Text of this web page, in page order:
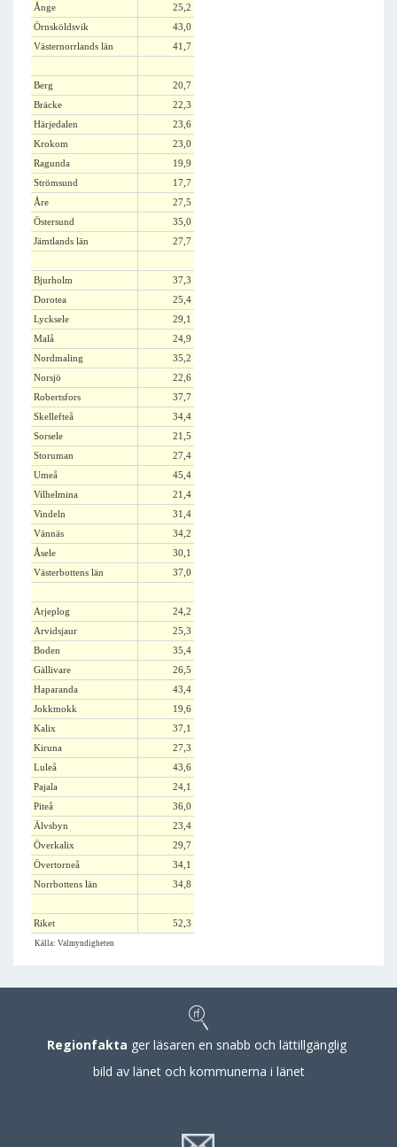
Ånge
25,2
Örnsköldsvik
43,0
Västernorrlands län
41,7
Berg
20,7
Bräcke
22,3
Härjedalen
23,6
Krokom
23,0
Ragunda
19,9
Strömsund
17,7
Åre
27,5
Östersund
35,0
Jämtlands län
27,7
Bjurholm
37,3
Dorotea
25,4
Lycksele
29,1
Malå
24,9
Nordmaling
35,2
Norsjö
22,6
Robertsfors
37,7
Skellefteå
34,4
Sorsele
21,5
Storuman
27,4
Umeå
45,4
Vilhelmina
21,4
Vindeln
31,4
Vännäs
34,2
Åsele
30,1
Västerbottens län
37,0
Arjeplog
24,2
Arvidsjaur
25,3
Boden
35,4
Gällivare
26,5
Haparanda
43,4
Jokkmokk
19,6
Kalix
37,1
Kiruna
27,3
Luleå
43,6
Pajala
24,1
Piteå
36,0
Älvsbyn
23,4
Överkalix
29,7
Övertorneå
34,1
Norrbottens län
34,8
Riket 52,3
Källa: Valmyndigheten
Regionfakta ger läsaren en snabb och lättillgänglig
bild av länet och kommunerna i länet